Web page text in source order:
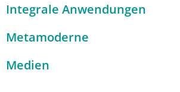
Integrale Anwendungen
Metamoderne
Medien